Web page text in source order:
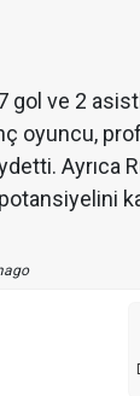
gol ve 2
oyuncu,
Ayrıca